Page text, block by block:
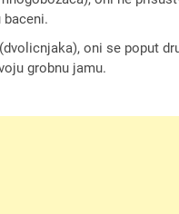
baceni.
oni se poput
grobnu jamu.